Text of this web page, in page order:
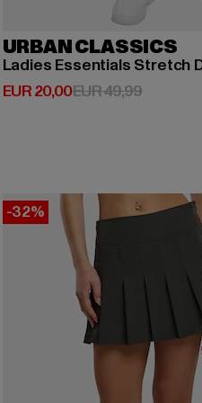
URBAN CLASSICS
Ladies Essentials Stretch
EUR 20,00
Derzeitiger Preis: EUR 20,00
EUR 49,99
-32%